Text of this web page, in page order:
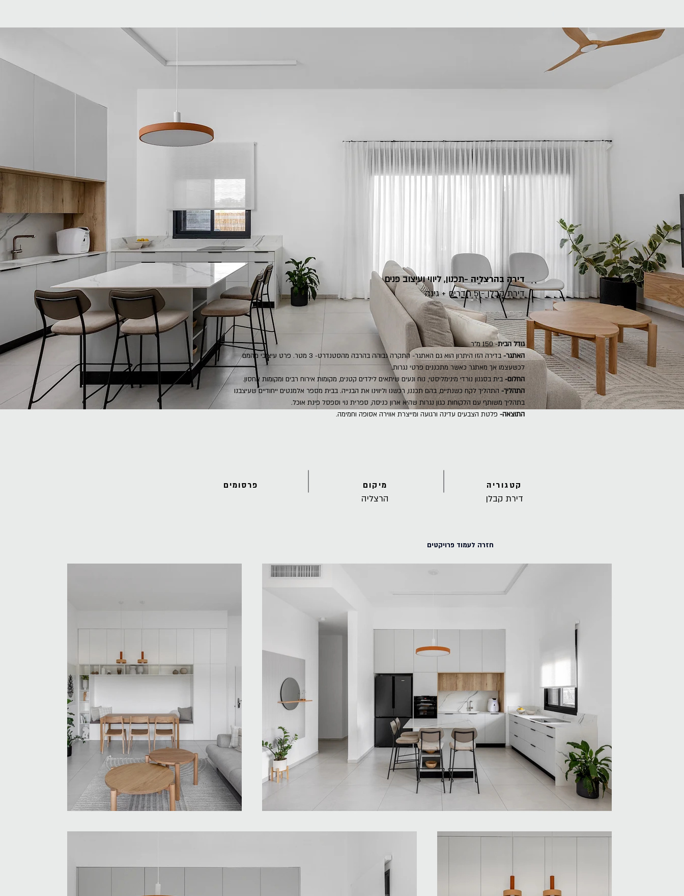
דירה בהרצליה -תכנון, ליווי ועיצוב פנים
דירת קבלן - 5 חדרים + גינה
גודל הבית- 150 מ"ר
האתגר-
בדירה הזו היתרון הוא גם האתגר- התקרה גבוהה בהרבה מהסטנדרט- 3 מטר. פרט עיצובי מהמם
לכשעצמו אך מאתגר כאשר מתכננים פרטי נגרות.
החלום- בית בסגנון נורדי מינימליסטי, נוח ונעים שיתאים לילדים קטנים, מקומות אירוח רבים ומקומות אחסון.
התהליך- התהליך לקח כשנתיים, בהם תכננו, רכשנו וליווינו את הבנייה. בבית מספר אלמנטים ייחודיים שעיצבנו
בתהליך משותף עם הלקוחות כגון נגרות שהיא ארון כניסה, ספרית נוי וספסל פינת אוכל.
התוצאה- פלטת הצבעים עדינה ורגועה ומייצרת אווירה אסופה וחמימה.
פרסומים מיקום
הרצליה
קטגוריה
דירת קבלן
חזרה לעמוד פרויקטים